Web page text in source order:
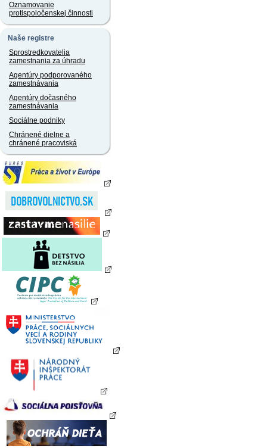
Oznamovanie
protispoločenskej činnosti
Naše registre
Sprostredkovatelia
zamestnania za úhradu
Agentúry podporovaného
zamestnávania
Agentúry dočasného
zamestnávania
Sociálne podniky
Chránené dielne a
chránené pracoviská